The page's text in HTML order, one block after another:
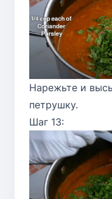
Нарежьте и
петрушку.
Шаг 13: